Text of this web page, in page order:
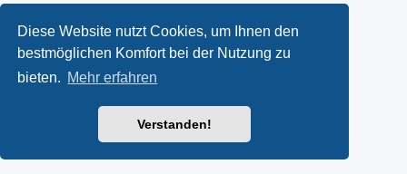
Diese Website nutzt Cookies, um Ihnen den
bestmöglichen Komfort bei der Nutzung zu
bieten. Mehr erfahren
Verstanden!